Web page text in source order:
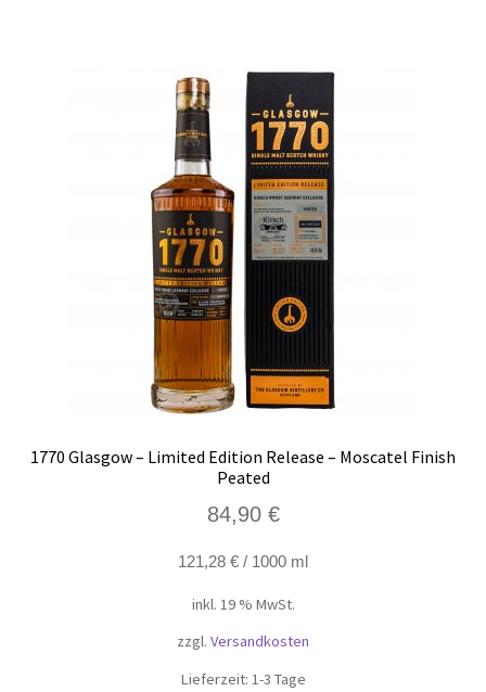
1770 Glasgow – Limited Edition Release – Moscatel Finish
Peated
84,90 €
121,28 € / 1000 ml
inkl. 19 % MwSt.
zzgl. Versandkosten
Lieferzeit: 1-3 Tage